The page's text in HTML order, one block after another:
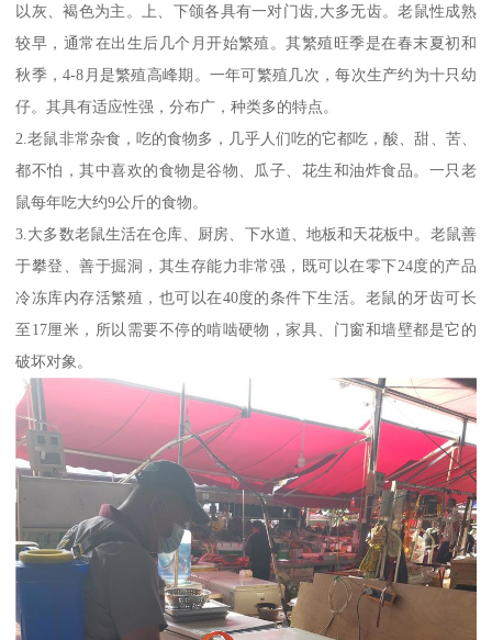
以灰、褐色为主。上、下颌各具有一对门齿,大多无齿。老鼠性成熟
较早，通常在出生后几个月开始繁殖。其繁殖旺季是在春末夏初和
秋季，4-8月是繁殖高峰期。一年可繁殖几次，每次生产约为十只幼
仔。其具有适应性强，分布广，种类多的特点。
2.老鼠非常杂食，吃的食物多，几乎人们吃的它都吃，酸、甜、苦、
都不怕，其中喜欢的食物是谷物、瓜子、花生和油炸食品。一只老
鼠每年吃大约9公斤的食物。
3.大多数老鼠生活在仓库、厨房、下水道、地板和天花板中。老鼠善
于攀登、善于掘洞，其生存能力非常强，既可以在零下24度的产品
冷冻库内存活繁殖，也可以在40度的条件下生活。老鼠的牙齿可长
至17厘米，所以需要不停的啃啮硬物，家具、门窗和墙壁都是它的
破坏对象。